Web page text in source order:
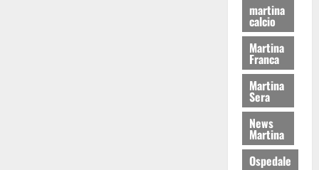
martina
calcio
Martina
Franca
Martina
Sera
News
Martina
Ospedale